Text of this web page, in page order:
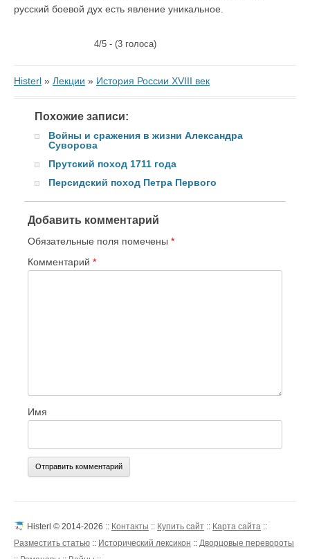
русский боевой дух есть явление уникальное.
4/5 - (3 голоса)
Histerl » Лекции » История России XVIII век
Похожие записи:
Войны и сражения в жизни Александра
Суворова
Прутский поход 1711 года
Персидский поход Петра Первого
Добавить комментарий
Обязательные поля помечены *
Комментарий *
Имя
Histerl © 2014-2026 :: Контакты :: Купить сайт :: Карта сайта ::
Разместить статью :: Исторический лексикон :: Дворцовые перевороты